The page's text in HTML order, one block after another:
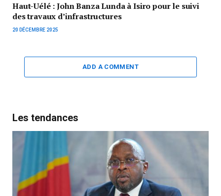
Haut-Uélé : John Banza Lunda à Isiro pour le suivi
des travaux d’infrastructures
20 DÉCEMBRE 2025
ADD A COMMENT
Les tendances